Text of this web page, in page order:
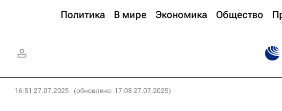
Политика В мире Экономика Общество
16:51 27.07.2025 (обновлено: 17:08 27.07.2025)